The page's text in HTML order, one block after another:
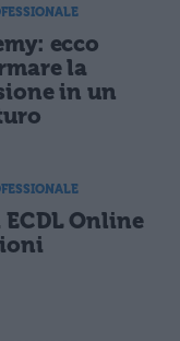
ecco
la
in un
Online